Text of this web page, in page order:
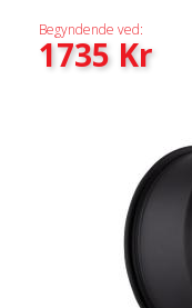
Begyndende ved:
1735Kr